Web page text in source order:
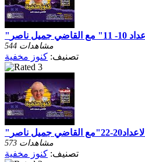
544 مشاهدات
تصنيف: كنوز مخفية
573 مشاهدات
تصنيف: كنوز مخفية